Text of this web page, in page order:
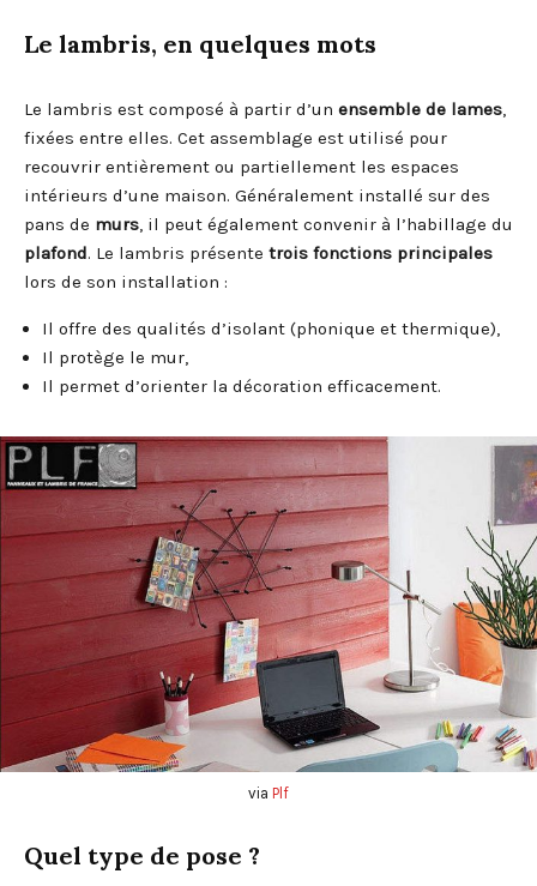
Le lambris, en quelques mots
Le lambris est composé à partir d’un ensemble de lames,
fixées entre elles. Cet assemblage est utilisé pour
recouvrir entièrement ou partiellement les espaces
intérieurs d’une maison. Généralement installé sur des
pans de murs, il peut également convenir à l’habillage du
plafond. Le lambris présente trois fonctions principales
lors de son installation :
Il offre des qualités d’isolant (phonique et thermique),
Il protège le mur,
Il permet d’orienter la décoration efficacement.
via Plf
Quel type de pose ?